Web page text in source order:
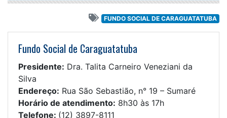
FUNDO SOCIAL DE CARAGUATATUBA
Fundo Social de Caraguatatuba
Presidente: Dra. Talita Carneiro Veneziani da
Silva
Endereço: Rua São Sebastião, n° 19 – Sumaré
Horário de atendimento: 8h30 às 17h
Telefone: (12) 3897-8111